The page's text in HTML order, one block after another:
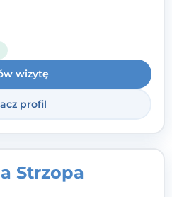
obniżonego nastroju,
kryzysu, a także po prostu
siebie.
wizytę
profil
Strzopa